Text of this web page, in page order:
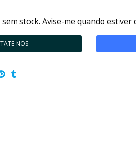
stock. Avise-me quando estiver
NOS